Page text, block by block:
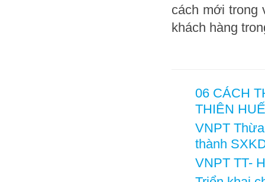
cách mới trong
khách hàng
06 CÁCH
THIÊN HUẾ
VNPT
thành
VNPT TT-